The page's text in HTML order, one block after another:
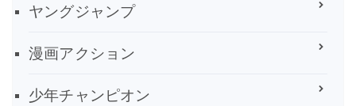
ヤングジャンプ
漫画アクション
少年チャンピオン